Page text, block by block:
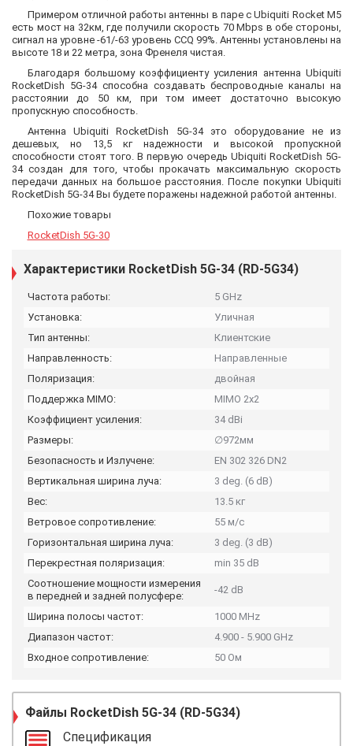
Примером отличной работы антенны в паре с Ubiquiti Rocket М5
есть мост на 32км, где получили скорость 70 Mbps в обе стороны,
сигнал на уровне -61/-63 уровень CCQ 99%. Антенны установлены на
высоте 18 и 22 метра, зона Френеля чистая.
Благодаря большому коэффициенту усиления антенна Ubiquiti
RocketDish 5G-34 способна создавать беспроводные каналы на
расстоянии до 50 км, при том имеет достаточно высокую
пропускную способность.
Антенна Ubiquiti RocketDish 5G-34 это оборудование не из
дешевых, но 13,5 кг надежности и высокой пропускной
способности стоят того. В первую очередь Ubiquiti RocketDish 5G-
34 создан для того, чтобы прокачать максимальную скорость
передачи данных на большое расстояния. После покупки Ubiquiti
RocketDish 5G-34 Вы будете поражены надежной работой антенны.
Похожие товары
RocketDish 5G-30
Характеристики RocketDish 5G-34 (RD-5G34)
Частота работы:
5 GHz
Установка:
Уличная
Тип антенны:
Клиентские
Направленность:
Направленные
Поляризация:
двойная
Поддержка MIMO:
MIMO 2x2
Коэффициент усиления:
34 dBi
Размеры:
∅972мм
Безопасность и Излучене:
EN 302 326 DN2
Вертикальная ширина луча:
3 deg. (6 dB)
Вес:
13.5 кг
Ветровое сопротивление:
55 м/с
Горизонтальная ширина луча:
3 deg. (3 dB)
Перекрестная поляризация:
min 35 dB
Соотношение мощности измерения
в передней и задней полусфере:
-42 dB
Ширина полосы частот:
1000 MHz
Диапазон частот:
4.900 - 5.900 GHz
Входное сопротивление:
50 Ом
Файлы RocketDish 5G-34 (RD-5G34)
Спецификация